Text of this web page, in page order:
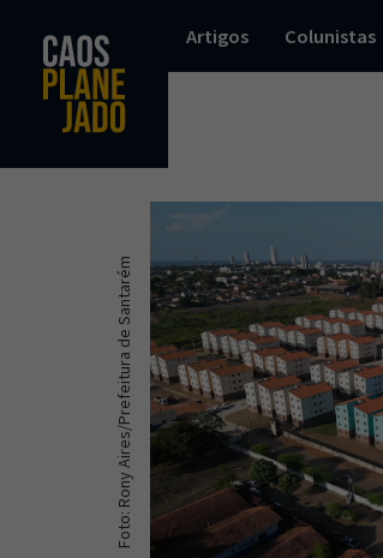
Artigos Colunistas
Foto: Rony Aires/Prefeitura de Santarém